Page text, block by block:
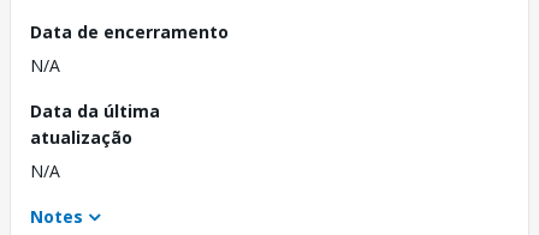
Data de encerramento
N/A
Data da última
atualização
N/A
Notes